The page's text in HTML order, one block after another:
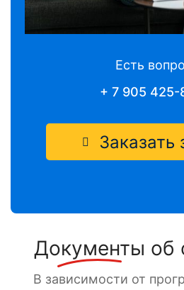
Есть
+ 7 905
Заказать
Документы об
В зависимости от